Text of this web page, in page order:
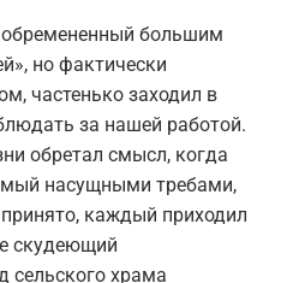
большим
но фактически
частенько заходил в
за нашей работой.
обретал смысл, когда
насущными требами,
каждый приходил
скудеющий
сельского храма